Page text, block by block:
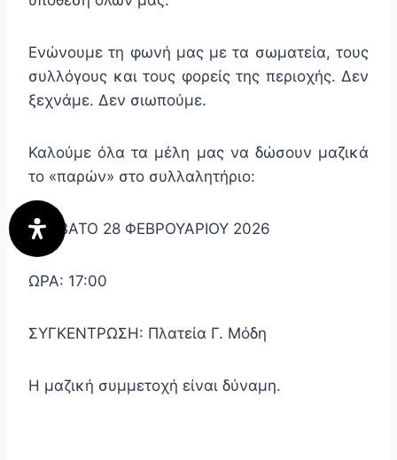
Ενώνουμε τη φωνή μας με τα σωματεία, τους
συλλόγους και τους φορείς της περιοχής. Δεν
ξεχνάμε. Δεν σιωπούμε.
Καλούμε όλα τα μέλη μας να δώσουν μαζικά
το «παρών» στο συλλαλητήριο:
ΣΑΒΒΑΤΟ 28 ΦΕΒΡΟΥΑΡΙΟΥ 2026
ΩΡΑ: 17:00
ΣΥΓΚΕΝΤΡΩΣΗ: Πλατεία Γ. Μόδη
Η μαζική συμμετοχή είναι δύναμη.